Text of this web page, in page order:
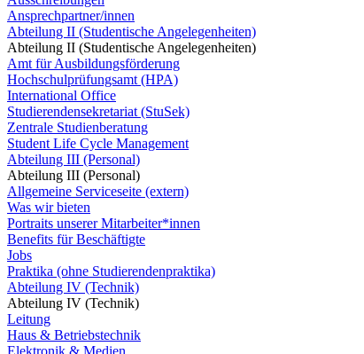
Ansprechpartner/innen
Abteilung II (Studentische Angelegenheiten)
Abteilung II (Studentische Angelegenheiten)
Amt für Ausbildungsförderung
Hochschulprüfungsamt (HPA)
International Office
Studierendensekretariat (StuSek)
Zentrale Studienberatung
Student Life Cycle Management
Abteilung III (Personal)
Abteilung III (Personal)
Allgemeine Serviceseite (extern)
Was wir bieten
Portraits unserer Mitarbeiter*innen
Benefits für Beschäftigte
Jobs
Praktika (ohne Studierendenpraktika)
Abteilung IV (Technik)
Abteilung IV (Technik)
Leitung
Haus & Betriebstechnik
Elektronik & Medien